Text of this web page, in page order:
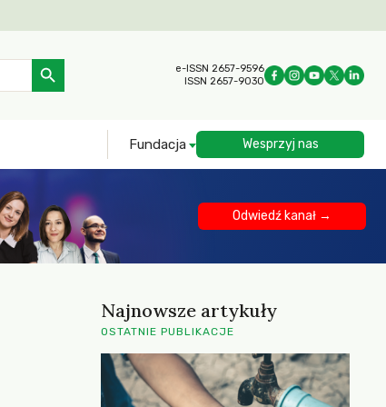
Search Button
e-ISSN 2657-9596
ISSN 2657-9030
Fundacja Wesprzyj nas
Odwiedź kanał →
Najnowsze artykuły
OSTATNIE PUBLIKACJE